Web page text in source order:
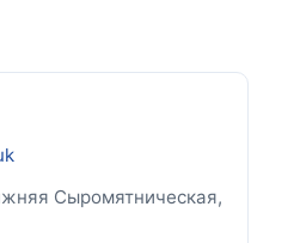
Сыромятническая,